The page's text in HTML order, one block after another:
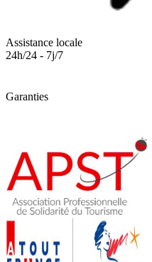
Assistance locale
24h/24 - 7j/7
Garanties